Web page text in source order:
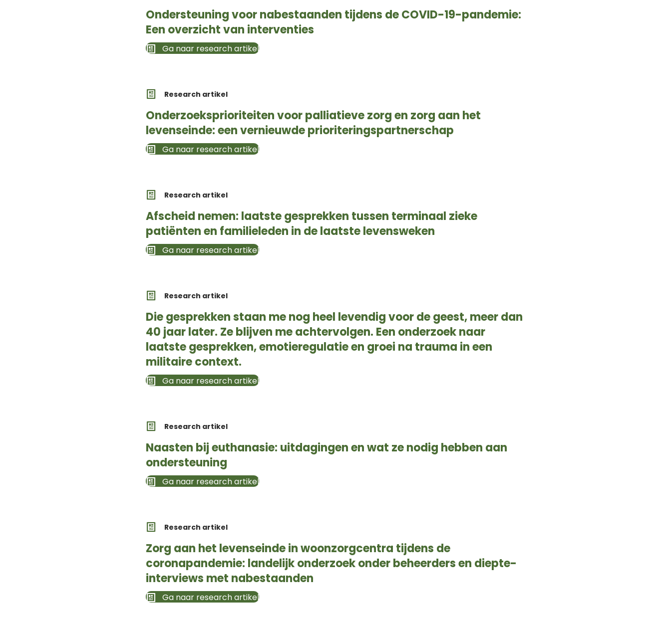
Ondersteuning voor nabestaanden tijdens de COVID-19-pandemie:
Een overzicht van interventies
Ga naar research artikel
Research artikel
Onderzoeksprioriteiten voor palliatieve zorg en zorg aan het
levenseinde: een vernieuwde prioriteringspartnerschap
Ga naar research artikel
Research artikel
Afscheid nemen: laatste gesprekken tussen terminaal zieke
patiënten en familieleden in de laatste levensweken
Ga naar research artikel
Research artikel
Die gesprekken staan me nog heel levendig voor de geest, meer dan
40 jaar later. Ze blijven me achtervolgen. Een onderzoek naar
laatste gesprekken, emotieregulatie en groei na trauma in een
militaire context.
Ga naar research artikel
Research artikel
Naasten bij euthanasie: uitdagingen en wat ze nodig hebben aan
ondersteuning
Ga naar research artikel
Research artikel
Zorg aan het levenseinde in woonzorgcentra tijdens de
coronapandemie: landelijk onderzoek onder beheerders en diepte-
interviews met nabestaanden
Ga naar research artikel